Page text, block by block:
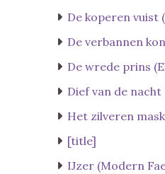
De koperen vuist
De verbannen
De wrede prins
Dief van de nacht
Het zilveren
[title]
IJzer (Modern